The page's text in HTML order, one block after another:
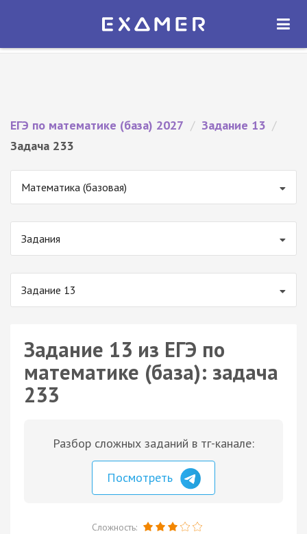
Экзамер — ЕГЭ 2027
ОТКРЫТЬ
ЕГЭ по математике (база) 2027 / Задание 13 /
Задача 233
Математика (базовая)
Задания
Задание 13
Задание 13 из ЕГЭ по
математике (база): задача
233
Разбор сложных заданий в тг-канале:
Посмотреть
Сложность: